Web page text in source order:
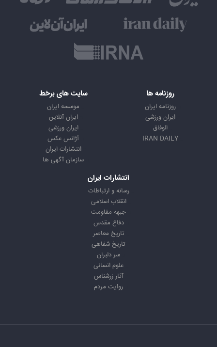
روزنامه ها
روزنامه ایران
ایران ورزشی
الوفاق
IRAN DAILY
سایت های برخط
موسسه ایران
ایران آنلاین
ایران ورزشی
آژانس عکس
انتشارات ایران
سازمان آگهی ها
انتشارات ایران
رسانه و ارتباطات
انقلاب اسلامی
جبهه مقاومت
دفاع مقدس
تاریخ معاصر
تاریخ شفاهی
سر دلبران
علوم انسانی
آثار زرشناس
روایت مردم